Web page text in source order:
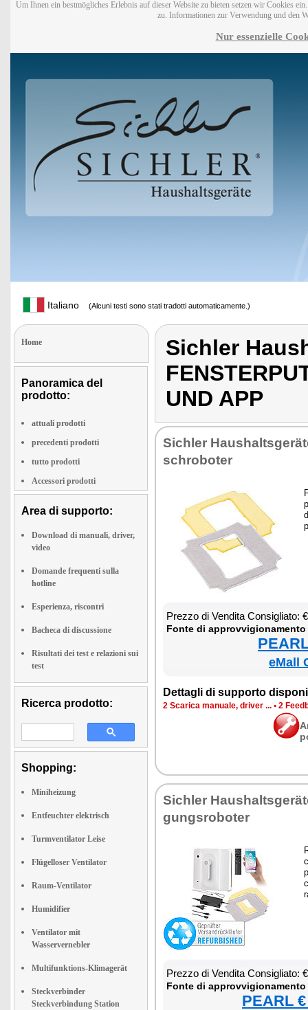
Um Ihnen ein bestmögliches Erlebnis auf dieser Website zu bieten setzen wir Cookies
zu. Informationen zur Verwendung und den
Nur essenzielle
Italiano (Alcuni testi sono stati tradotti automaticamente.)
Home
Panoramica del
prodotto:
attuali prodotti
precedenti prodotti
tutto prodotti
Accessori prodotti
Area di supporto:
Download di manuali, driver,
video
Domande frequenti sulla
hotline
Esperienza, riscontri
Bacheca di discussione
Risultati dei test e relazioni sui
test
Ricerca prodotto:
Shopping:
Miniheizung
Entfeuchter elektrisch
Turmventilator Leise
Flügelloser Ventilator
Raum-Ventilator
Humidifier
Ventilator mit
Wasservernebler
Multifunktions-Klimagerät
Steckverbinder
Steckverbindung Station
Sichler
UND APP
Si­chler
schro­bo­ter
Prez­zo di Ven­di­ta Con­si­glia­to:
Fon­te di
eMall
Det­ta­gli di sup­por­to
2 Sca­ri­ca ma­nua­le, dri­ver ... • 2
Si­chler
gung­sro­bo­ter
Prez­zo di Ven­di­ta Con­si­glia­to:
Fon­te di
PEARL